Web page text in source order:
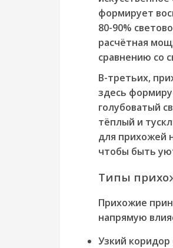
формирует
80-90%
расчётная
сравнению со
В-третьих,
здесь
голубоватый
тёплый и
для прихожей
чтобы быть
Типы
Прихожие
напрямую
Узкий